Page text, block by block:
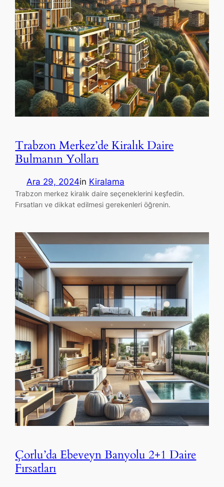
Trabzon Merkez’de Kiralık Daire
Bulmanın Yolları
Ara 29, 2024in Kiralama
Trabzon merkez kiralık daire seçeneklerini keşfedin.
Fırsatları ve dikkat edilmesi gerekenleri öğrenin.
Çorlu’da Ebeveyn Banyolu 2+1 Daire
Fırsatları